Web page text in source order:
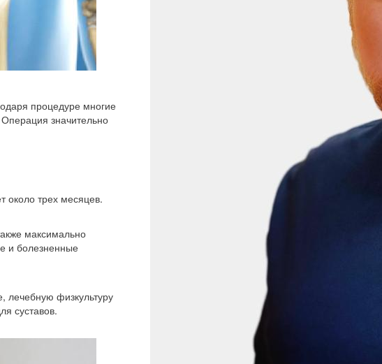
процедуре многие
значительно
около трех месяцев.
максимально
и болезненные
лечебную физкультуру
суставов.